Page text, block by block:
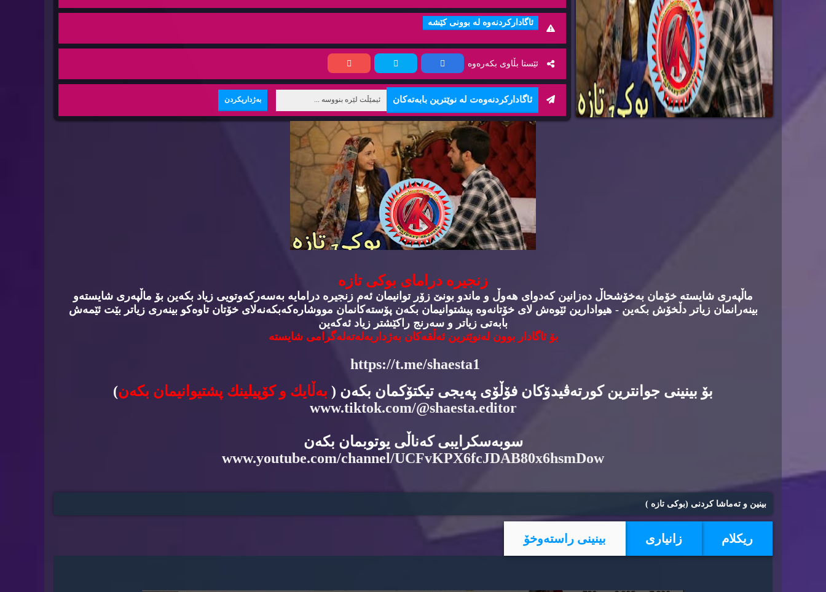
ئاگاداركردنه‌وه‌ له‌ بوونی كێشه‌
ئێستا بڵاوی بكه‌ره‌وه‌
ئاگاداركردنه‌وه‌ت له‌ نوێترین بابه‌ته‌كان
زنجیره‌ درامای بوكی تازه‌
ماڵپه‌ری شایسته‌ خۆمان به‌خۆشحاڵ ده‌زانین كه‌دوای هه‌وڵ و ماندو بونێ زۆر توانیمان ئه‌م زنجیره‌ درامایه‌ به‌سه‌ركه‌وتویی زیاد بكه‌ین بۆ ماڵپه‌ری شایسته‌و
بینه‌رانمان زیاتر دڵخۆش بكه‌ین - هیوادارین ئێوه‌ش لای خۆتانه‌وه‌ پیشتوانیمان بكه‌ن پۆسته‌كانمان مووشاره‌كه‌بكه‌نه‌لای خۆتان تاوه‌كو بینه‌ری زیاتر بێت ئێمه‌ش
بابه‌تی زیاتر و سه‌رنج راكێشتر زیاد ئه‌كه‌ین
بۆ ئاگادار بوون له‌نوێترین ئه‌ڵقه‌كان به‌ژداربه‌له‌ته‌له‌گرامی شایسته‌
https://t.me/shaesta1
بۆ بینینی جوانترین كورته‌ڤیدۆكان فۆڵۆی په‌یجی تیكتۆكمان بكه‌ن ( به‌ڵایك و كۆپیلینك پشتیوانیمان بكه‌ن)
www.tiktok.com/@shaesta.editor
سوبه‌سكرایبی كه‌ناڵی یوتوبمان بكه‌ن
www.youtube.com/channel/UCFvKPX6fcJDAB80x6hsmDow
بینین و ته‌ماشا كردنی (بوكی تازه‌ )
ریكلام زانیاری بینینی راسته‌وخۆ